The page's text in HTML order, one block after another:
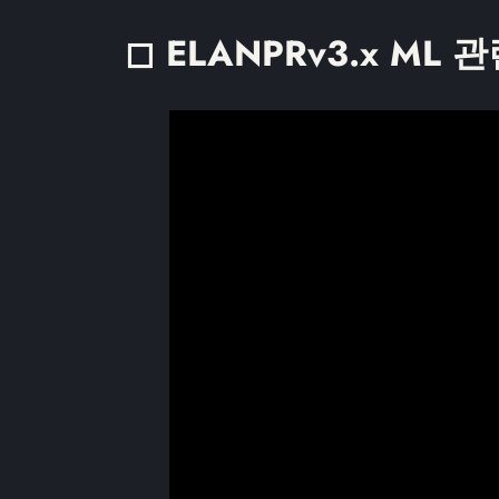
◻ ELANPRv3.x ML 관